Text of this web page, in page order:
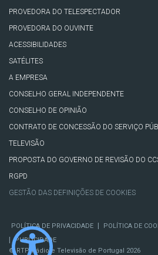
PROVEDORA DO TELESPECTADOR
PROVEDORA DO OUVINTE
ACESSIBILIDADES
SATÉLITES
A EMPRESA
CONSELHO GERAL INDEPENDENTE
CONSELHO DE OPINIÃO
CONTRATO DE CONCESSÃO DO SERVIÇO
TELEVISÃO
PROPOSTA DO GOVERNO DE REVISÃO DO
RGPD
GESTÃO DAS DEFINIÇÕES DE COOKIES
POLÍTICA DE PRIVACIDADE POLÍTICA DE
PUBLICIDADE
© RTP, Rádio e Televisão de Portugal 2026